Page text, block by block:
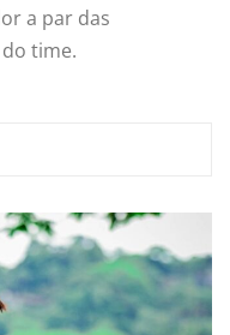
a par das
time.